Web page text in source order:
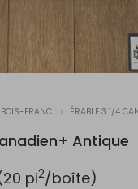
BOIS-FRANC ÉRABLE 3 1/4
Antique
pi2/boîte)